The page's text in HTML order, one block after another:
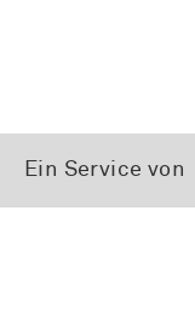
Ein Service von